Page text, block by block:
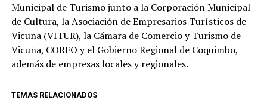
Municipal de Turismo junto a la Corporación Municipal
de Cultura, la Asociación de Empresarios Turísticos de
Vicuña (VITUR), la Cámara de Comercio y Turismo de
Vicuña, CORFO y el Gobierno Regional de Coquimbo,
además de empresas locales y regionales.
TEMAS RELACIONADOS